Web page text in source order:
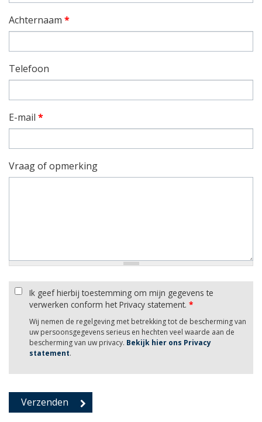
Achternaam *
Telefoon
E-mail *
Vraag of opmerking
Ik geef hierbij toestemming om mijn gegevens te
verwerken conform het Privacy statement. *
Wij nemen de regelgeving met betrekking tot de bescherming van
uw persoonsgegevens serieus en hechten veel waarde aan de
bescherming van uw privacy. Bekijk hier ons Privacy
statement.